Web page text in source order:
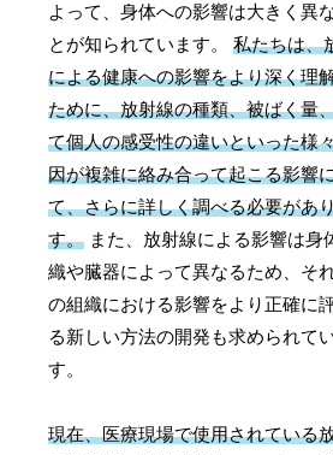
よって、身体への影響は大きく異
とが知られています。私たちは、
による健康への影響をより深く理
ために、放射線の種類、被ばく量
て個人の感受性の違いといった様
因が複雑に絡み合って起こる影響
て、さらに詳しく調べる必要があ
す。 また、放射線による影響は身
織や臓器によって異なるため、そ
の組織における影響をより正確に
る新しい方法の開発も求められて
す。
現在、医療現場で使用されている